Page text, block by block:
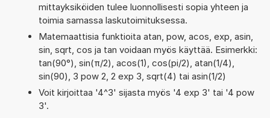
mittayksiköiden tulee luonnollisesti sopia yhteen ja
toimia samassa laskutoimituksessa.
Matemaattisia funktioita atan, pow, acos, exp, asin,
sin, sqrt, cos ja tan voidaan myös käyttää. Esimerkki:
tan(90°), sin(π/2), acos(1), cos(pi/2), atan(1/4),
sin(90), 3 pow 2, 2 exp 3, sqrt(4) tai asin(1/2)
Voit kirjoittaa '4^3' sijasta myös '4 exp 3' tai '4 pow
3'.